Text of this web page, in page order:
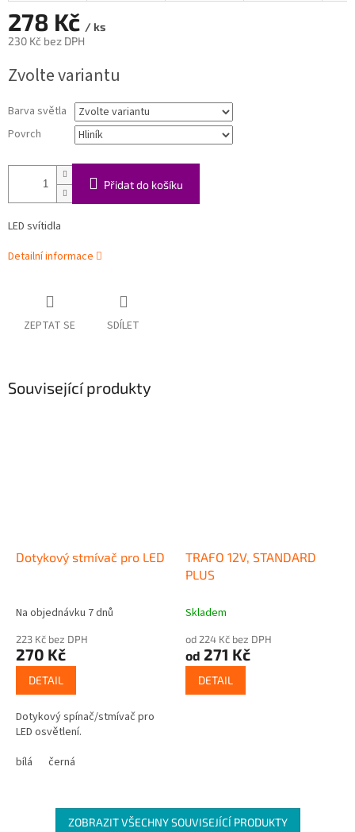
278 Kč / ks
230 Kč bez DPH
cena:
Zvolte variantu
Barva světla
Povrch
Přidat do košíku
LED svítidla
Detailní informace
ZEPTAT SE SDÍLET
Související produkty
Dotykový stmívač pro LED
Na objednávku 7 dnů
223 Kč bez DPH
270 Kč
DETAIL
Dotykový spínač/stmívač pro
LED osvětlení.
bílá
černá
TRAFO 12V, STANDARD
PLUS
Skladem
od 224 Kč bez DPH
od 271 Kč
DETAIL
ZOBRAZIT VŠECHNY SOUVISEJÍCÍ PRODUKTY